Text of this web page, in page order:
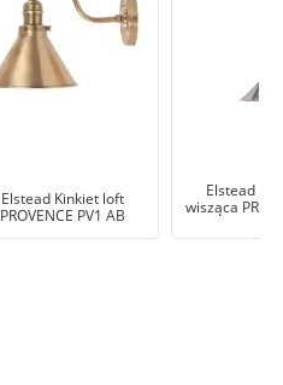
Elstead Kinkiet loft
PROVENCE PV1 AB
Elstead
wisząca